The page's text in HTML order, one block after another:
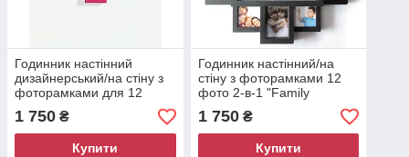
Годинник настінний
дизайнерський/на стіну з
фоторамками для 12
фото 2-в-1 "Кольорові
спогади" 35.5*35.5
різнобарвний 9008
1 750 ₴
Купити
Годинник настінний/на
стіну з фоторамками 12
фото 2-в-1 "Family
Moments" 38.5*38.5
чорний 9009
1 750₴
Купити